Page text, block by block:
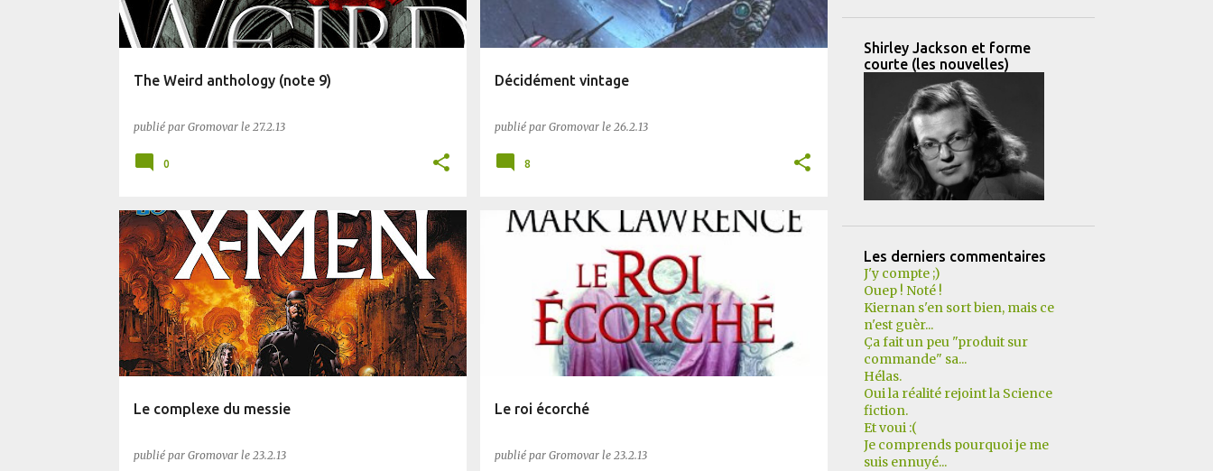
The Weird anthology (note 9)
publié par Gromovar le 27.2.13
0
Décidément vintage
publié par Gromovar le 26.2.13
8
Le complexe du messie
publié par Gromovar le 23.2.13
BLUFFANT COMICS PLANÈTE SF
Le roi écorché
publié par Gromovar le 23.2.13
Shirley Jackson et forme
courte (les nouvelles)
Les derniers commentaires
J'y compte ;)
Ouep ! Noté !
Kiernan s'en sort bien, mais ce
n'est guèr...
Ça fait un peu "produit sur
commande" sa...
Hélas.
Oui la réalité rejoint la Science
fiction.
Et voui :(
Je comprends pourquoi je me
suis ennuyé...